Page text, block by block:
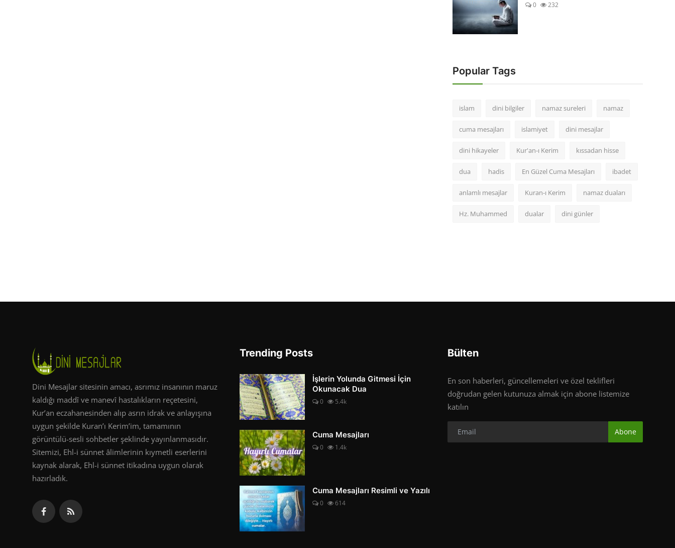
0
232
Popular Tags
islam dini bilgiler namaz sureleri namaz
cuma mesajları islamiyet dini mesajlar
dini hikayeler Kur'an-ı Kerim kıssadan hisse
dua hadis En Güzel Cuma Mesajları ibadet
anlamlı mesajlar Kuran-ı Kerim namaz duaları
Hz. Muhammed dualar dini günler
Dini Mesajlar sitesinin amacı, asrımız insanının maruz
kaldığı maddî ve manevî hastalıkların reçetesini,
Kur’an eczahanesinden alıp asrın idrak ve anlayışına
uygun şekilde Kuran’ı Kerim’im, tamamının
görüntülü-sesli sohbetler şeklinde yayınlanmasıdır.
Sitemizi, Ehl-i sünnet âlimlerinin kıymetli eserlerini
kaynak alarak, Ehl-i sünnet itikadına uygun olarak
hazırladık.
Trending Posts
İşlerin Yolunda Gitmesi İçin
Okunacak Dua
0 5.4k
Cuma Mesajları
0 1.4k
Cuma Mesajları Resimli ve Yazılı
0 614
Bülten
En son haberleri, güncellemeleri ve özel teklifleri
doğrudan gelen kutunuza almak için abone listemize
katılın
Abone